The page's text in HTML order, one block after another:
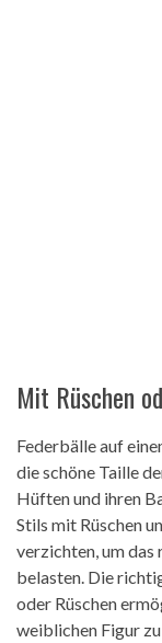
Mit Rüschen
Federbälle auf
die schöne Taille
Hüften und ihren
Stils mit Rüschen
verzichten, um
belasten. Die
oder Rüschen
weiblichen Figur